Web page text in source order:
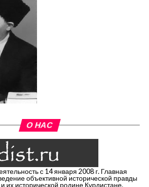
О НАС
с 14 января 2008 г. Главная
объективной исторической правды
их исторической родине Курдистане.